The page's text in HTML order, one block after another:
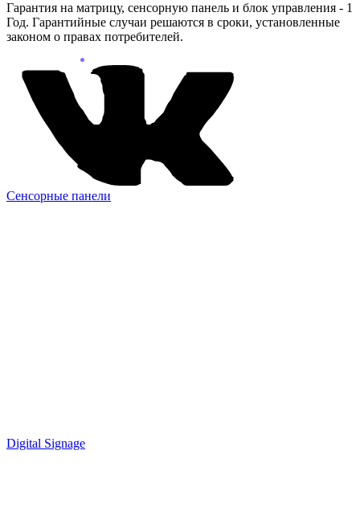
Гарантия на матрицу, сенсорную панель и блок управления - 1
Год. Гарантийные случаи решаются в сроки, установленные
законом о правах потребителей.
Сенсорные панели
Digital Signage